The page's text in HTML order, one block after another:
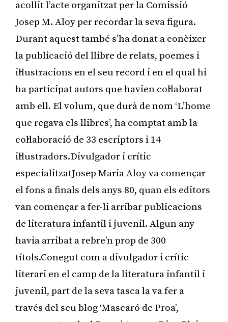
acollit l’acte organitzat per la Comissió
Josep M. Aloy per recordar la seva figura.
Durant aquest també s’ha donat a conèixer
la publicació del llibre de relats, poemes i
il·lustracions en el seu record i en el qual hi
ha participat autors que havien col·laborat
amb ell. El volum, que durà de nom ‘L’home
que regava els llibres’, ha comptat amb la
col·laboració de 33 escriptors i 14
il·lustradors.Divulgador i crític
especialitzatJosep Maria Aloy va començar
el fons a finals dels anys 80, quan els editors
van començar a fer-li arribar publicacions
de literatura infantil i juvenil. Algun any
havia arribat a rebre’n prop de 300
títols.Conegut com a divulgador i crític
literari en el camp de la literatura infantil i
juvenil, part de la seva tasca la va fer a
través del seu blog ‘Mascaró de Proa’,